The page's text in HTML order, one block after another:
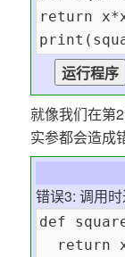
就像我们在第
实参都会造成
错误3: 调用